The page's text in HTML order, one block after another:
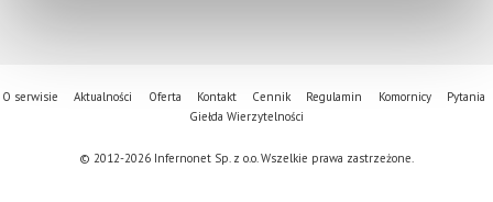
O serwisie Aktualności Oferta Kontakt Cennik Regulamin Komornicy
Pytania
Giełda Wierzytelności
© 2012-2026 Infernonet Sp. z o.o. Wszelkie prawa zastrzeżone.